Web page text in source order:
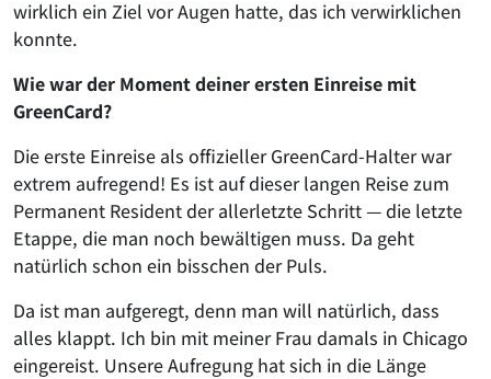
wirklich ein Ziel vor Augen hatte, das ich verwirklichen
konnte.
Wie war der Moment deiner ersten Einreise mit
GreenCard?
Die erste Einreise als offizieller GreenCard-Halter war
extrem aufregend! Es ist auf dieser langen Reise zum
Permanent Resident der allerletzte Schritt — die letzte
Etappe, die man noch bewältigen muss. Da geht
natürlich schon ein bisschen der Puls.
Da ist man aufgeregt, denn man will natürlich, dass
alles klappt. Ich bin mit meiner Frau damals in Chicago
eingereist. Unsere Aufregung hat sich in die Länge